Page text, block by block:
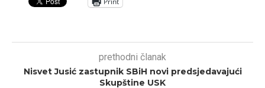
prethodni članak
Nisvet Jusić zastupnik SBiH novi predsjedavajući
Skupštine USK